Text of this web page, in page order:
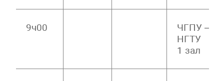
9ч00
ЧГПУ –
НГТУ
1 зал